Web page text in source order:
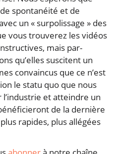
spontanéité et de
un « surpolissage » des
vous trouverez les vidéos
mais par-
qu’elles suscitent un
convaincus que ce n’est
le statu quo que nous
et atteindre un
de la dernière
rapides, plus allégées